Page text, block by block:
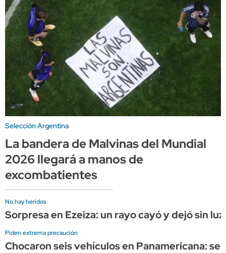
Selección Argentina
La bandera de Malvinas del Mundial
2026 llegará a manos de
excombatientes
No hay heridos
Sorpresa en Ezeiza: un rayo cayó y dejó sin
Piden extrema precaución
Chocaron seis vehículos en Panamericana: